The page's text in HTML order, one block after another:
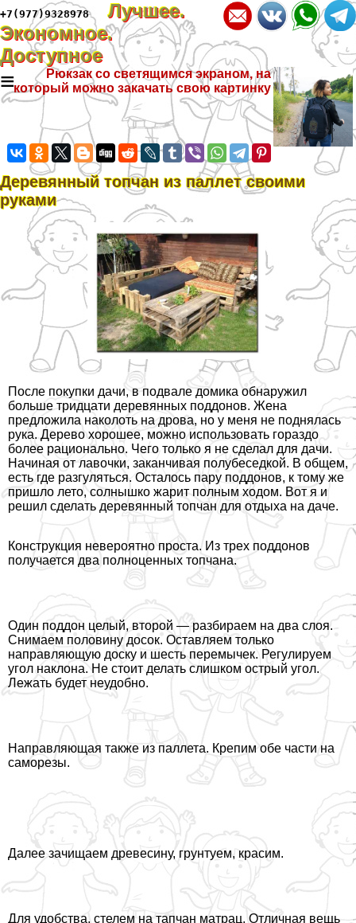
+7(977)9328978
Лучшее.
Экономное.
Доступное
≡
Рюкзак со светящимся экраном, на
который можно закачать свою картинку
Деревянный топчан из паллет своими
руками
После покупки дачи, в подвале домика обнаружил
больше тридцати деревянных поддонов. Жена
предложила наколоть на дрова, но у меня не поднялась
рука. Дерево хорошее, можно использовать гораздо
более рационально. Чего только я не сделал для дачи.
Начиная от лавочки, заканчивая полубеседкой. В общем,
есть где разгуляться. Осталось пару поддонов, к тому же
пришло лето, солнышко жарит полным ходом. Вот я и
решил сделать деревянный топчан для отдыха на даче.
Конструкция невероятно проста. Из трех поддонов
получается два полноценных топчана.
Один поддон целый, второй — разбираем на два слоя.
Снимаем половину досок. Оставляем только
направляющую доску и шесть перемычек. Регулируем
угол наклона. Не стоит делать слишком острый угол.
Лежать будет неудобно.
Направляющая также из паллета. Крепим обе части на
саморезы.
Далее зачищаем древесину, грунтуем, красим.
Для удобства, стелем на тапчан матрац. Отличная вещь